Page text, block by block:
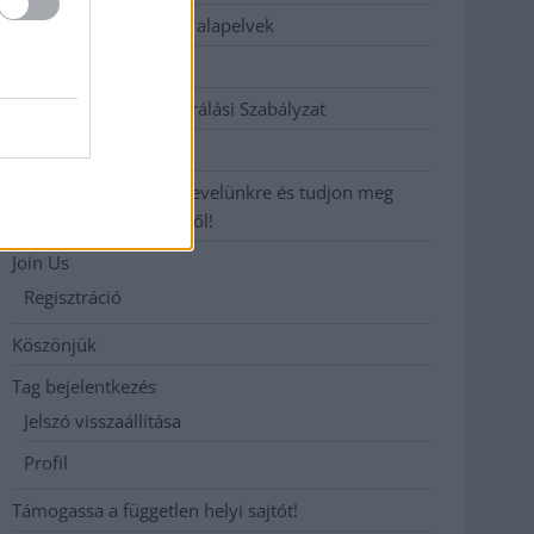
Etikai és függetlenségi alapelvek
Hozzászólási és Moderálási Szabályzat
Iratkozzon fel heti hírlevelünkre és tudjon meg
még többet megyénkről!
Join Us
Regisztráció
Köszönjük
Tag bejelentkezés
Jelszó visszaállítása
Profil
Támogassa a független helyi sajtót!